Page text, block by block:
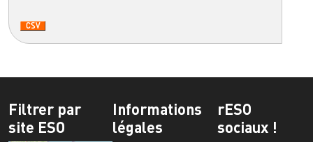
Filtrer par
site ESO
Informations
légales
rESO
sociaux !